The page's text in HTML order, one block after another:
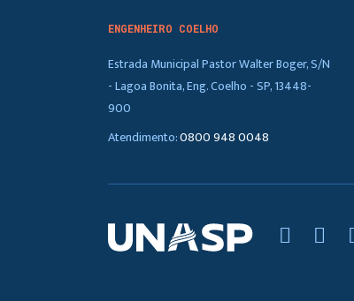
ENGENHEIRO COELHO
Estrada Municipal Pastor Walter Boger, S/N
- Lagoa Bonita, Eng. Coelho - SP, 13448-
900
Atendimento:0800 948 0048